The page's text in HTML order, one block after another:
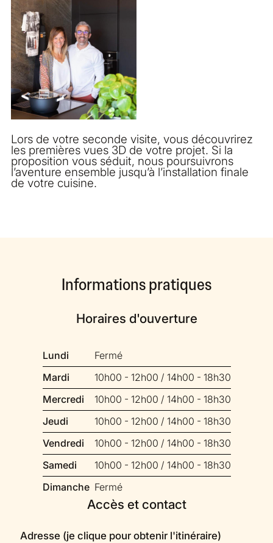
Lors de votre seconde visite, vous découvrirez
les premières vues 3D de votre projet. Si la
proposition vous séduit, nous poursuivrons
l’aventure ensemble jusqu’à l’installation finale
de votre cuisine.
Informations pratiques
Horaires d'ouverture
Lundi
Fermé
Mardi
10h00 - 12h00 / 14h00 - 18h30
Mercredi
10h00 - 12h00 / 14h00 - 18h30
Jeudi
10h00 - 12h00 / 14h00 - 18h30
Vendredi
10h00 - 12h00 / 14h00 - 18h30
Samedi
10h00 - 12h00 / 14h00 - 18h30
Dimanche Fermé
Accès et contact
Adresse (je clique pour obtenir l'itinéraire)